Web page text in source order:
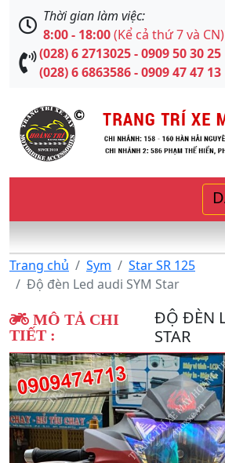
Thời gian làm việc:
8:00 - 18:00(Kể cả thứ 7 và CN)
(028) 6 2713025 - 0909 50 30 25
(028) 6 6863586 - 0909 47 47 13
Trang chủ Sym
Star SR 125
Độ đèn Led audi SYM Star
MÔ TẢ CHI
TIẾT :
ĐỘ ĐÈN
STAR